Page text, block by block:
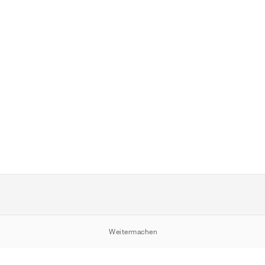
Weitermachen